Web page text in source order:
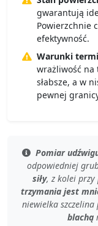
gwarantują
Powierzchnie
efektywność.
Warunki
wrażliwość na
słabsze, a w
pewnej
Pomiar
odpowiedniej
siły, z kolei przy
trzymania jest
niewielka szczelina
blachą